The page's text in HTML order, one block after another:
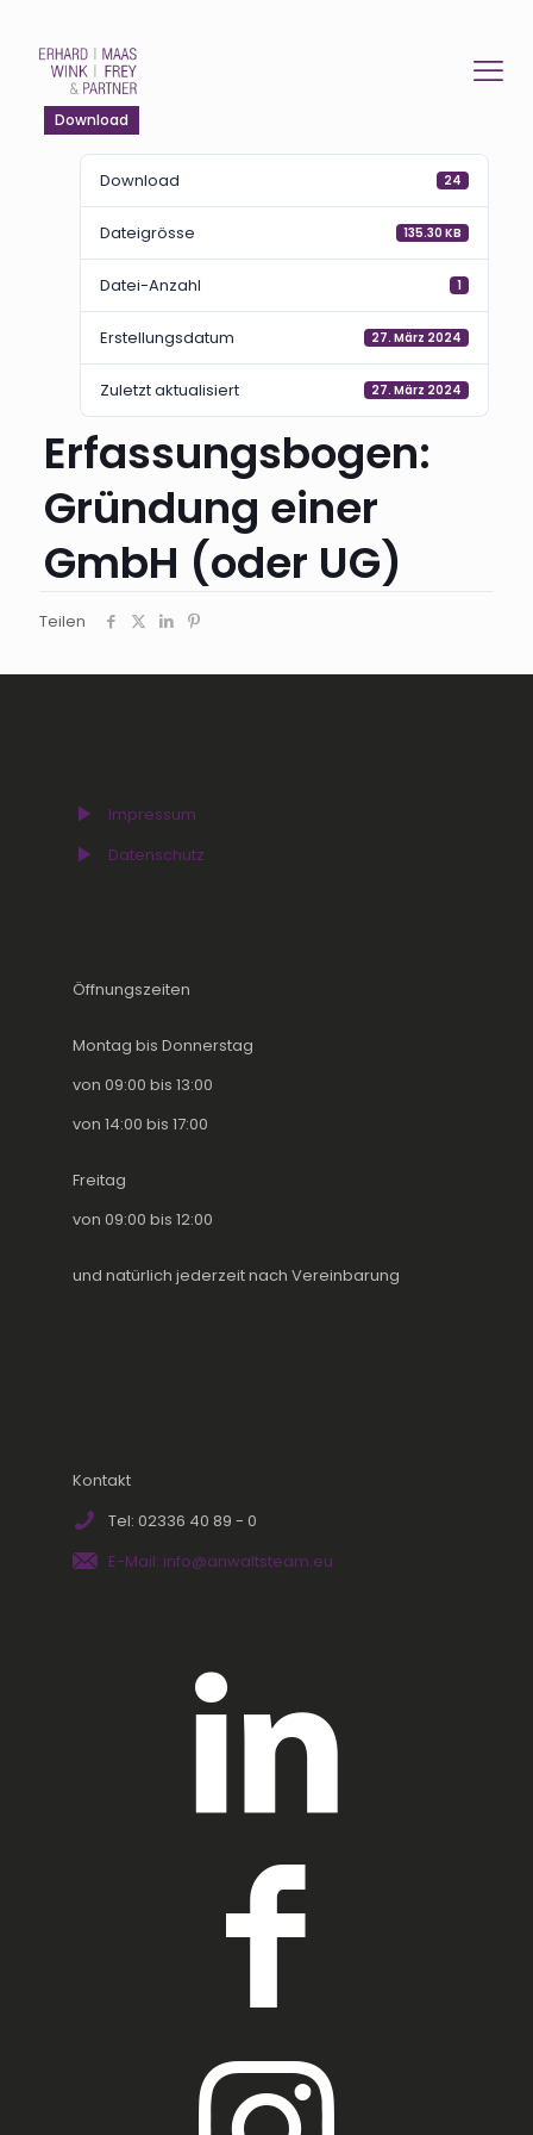
Download
Download 24
Dateigrösse 135.30 KB
Datei-Anzahl 1
Erstellungsdatum 27. März 2024
Zuletzt aktualisiert 27. März 2024
Erfassungsbogen:
Gründung einer
GmbH (oder UG)
Teilen
Impressum
Datenschutz
Öffnungszeiten
Montag bis Donnerstag
von 09:00 bis 13:00
von 14:00 bis 17:00
Freitag
von 09:00 bis 12:00
und natürlich jederzeit nach Vereinbarung
Kontakt
Tel: 02336 40 89 - 0
E-Mail: info@anwaltsteam.eu